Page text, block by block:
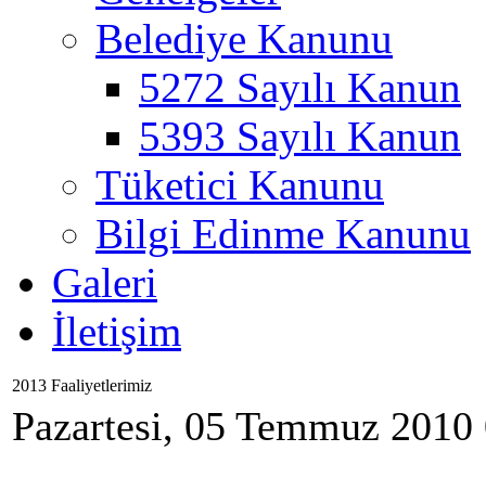
Belediye Kanunu
5272 Sayılı Kanun
5393 Sayılı Kanun
Tüketici Kanunu
Bilgi Edinme Kanunu
Galeri
İletişim
2013 Faaliyetlerimiz
Pazartesi, 05 Temmuz